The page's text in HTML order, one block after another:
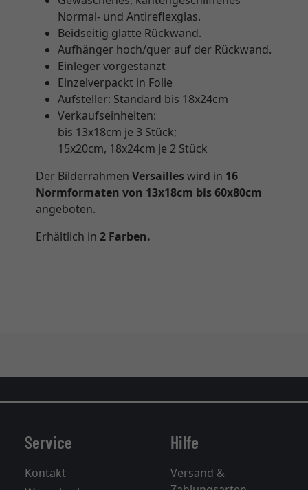
Normal- und Antireflexglas.
Beidseitig glatte Rückwand.
Aufhänger hoch/quer auf der Rückwand.
Einleger vorgestanzt
Einzelverpackt in Folie
Aufsteller: Standard bis 18x24cm
Verkaufseinheiten:
bis 13x18cm je 3 Stück;
15x20cm, 18x24cm je 2 Stück
Der Bilderrahmen Versailleswird in 16
Normformaten von 13x18cm bis60x80cm
angeboten.
Erhältlich in 2 Farben.
Service
Kontakt
Hilfe
Versand &